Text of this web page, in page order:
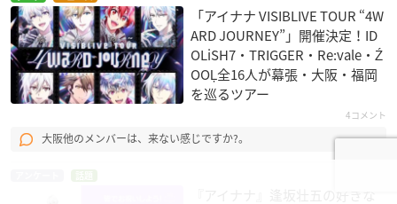
「アイナナ VISIBLIVE TOUR “4W
ARD JOURNEY”」開催決定！ID
OLiSH7・TRIGGER・Re:vale・Ź
OOĻ全16人が幕張・大阪・福岡
を巡るツアー
4コメント
大阪他のメンバーは、来ない感じですか?。